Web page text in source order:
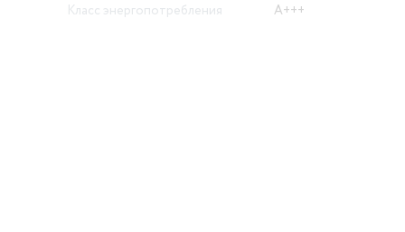
Класс энергопотребления
A+++